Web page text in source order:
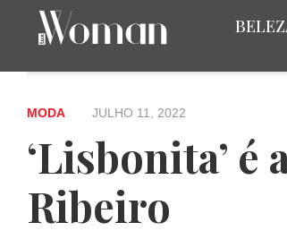
MODA JULHO 11, 2022
‘Lisbonita’
Ribeiro